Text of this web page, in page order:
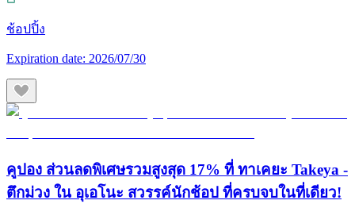
ช้อปปิ้ง
Expiration date: 2026/07/30
คูปอง ส่วนลดพิเศษรวมสูงสุด 17% ที่ ทาเคยะ Takeya -
ตึกม่วง ใน อุเอโนะ สวรรค์นักช้อป ที่ครบจบในที่เดียว!